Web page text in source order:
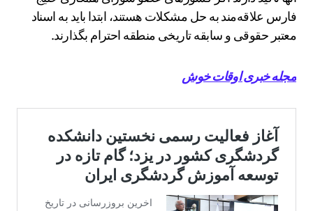
فارس علاقه‌مند به حل مشکلات هستند، ابتدا باید به اسناد
معتبر حقوقی و سابقه تاریخی منطقه احترام بگذارند.
مجله خبری اوقات خوش